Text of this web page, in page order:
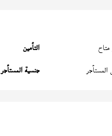
التأمين
جنسية المستأجر